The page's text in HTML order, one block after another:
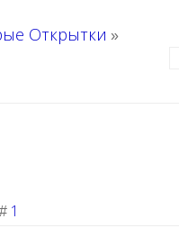
Открытки »
1